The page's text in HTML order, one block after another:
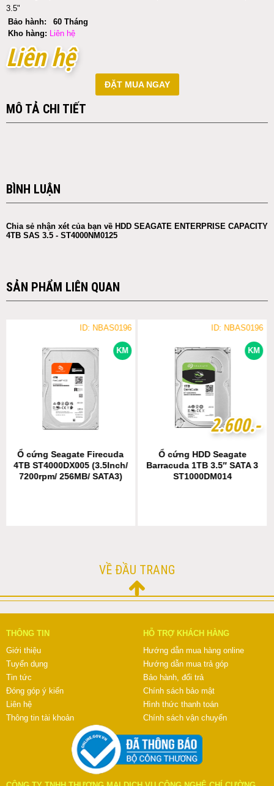
3.5"
Bảo hành:
60 Tháng
Kho hàng:
Liên hệ
Liên hệ
Liên hệ
ĐẶT MUA NGAY
MÔ TẢ CHI TIẾT
BÌNH LUẬN
Chia sẻ nhận xét của bạn về HDD SEAGATE ENTERPRISE CAPACITY
4TB SAS 3.5 - ST4000NM0125
SẢN PHẨM LIÊN QUAN
KM
ID: NBAS0196
Ổ cứng Seagate Firecuda
4TB ST4000DX005 (3.5Inch/
7200rpm/ 256MB/ SATA3)
KM
ID: NBAS0196
2.600.-
2.600.-
Ổ cứng HDD Seagate
Barracuda 1TB 3.5″ SATA 3
ST1000DM014
VỀ ĐẦU TRANG
THÔNG TIN
Giới thiệu
Tuyển dụng
Tin tức
Đóng góp ý kiến
Liên hệ
Thông tin tài khoản
HỖ TRỢ KHÁCH HÀNG
Hướng dẫn mua hàng online
Hướng dẫn mua trả góp
Bảo hành, đổi trả
Chính sách bảo mật
Hình thức thanh toán
Chính sách vận chuyển